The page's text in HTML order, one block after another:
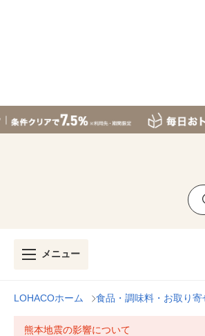
メニュー
LOHACOホーム 食品・調味料・お取り寄
熊本地震の影響について